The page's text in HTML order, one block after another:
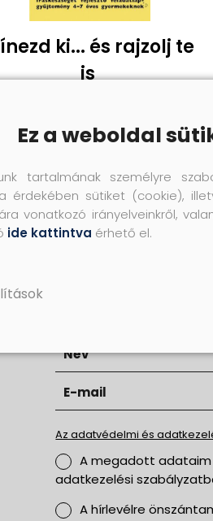
ki... és rajzolj te
is
ár: 1 995 Ft
Az adatvédelmi és
A megadott adataim
A hírlevélre
Ez a weboldal
tartalmának személyre
érdekében sütiket (cookie),
vonatkozó irányelveinkről,
ide kattintva érhető el.